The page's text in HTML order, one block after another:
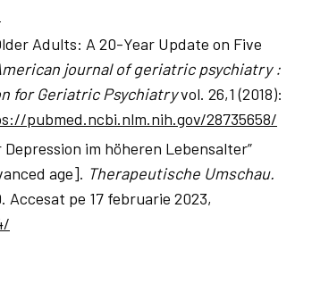
Adults: A 20-Year Update on Five
journal of geriatric psychiatry :
for Geriatric Psychiatryvol. 26,1 (2018):
pubmed.ncbi.nlm.nih.gov/28735658/
im höheren Lebensalter”
age]. Therapeutische Umschau.
Accesat pe 17 februarie 2023,